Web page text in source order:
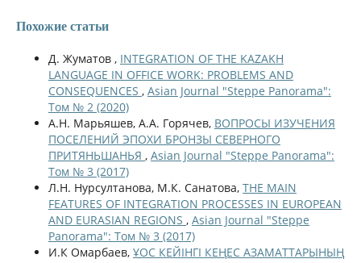
Похожие статьи
Д. Жуматов , INTEGRATION OF THE KAZAKH
LANGUAGE IN OFFICE WORK: PROBLEMS AND
CONSEQUENCES , Asian Journal "Steppe Panorama":
Том № 2 (2020)
А.Н. Марьяшев, А.А. Горячев, ВОПРОСЫ ИЗУЧЕНИЯ
ПОСЕЛЕНИЙ ЭПОХИ БРОНЗЫ СЕВЕРНОГО
ПРИТЯНЬШАНЬЯ , Asian Journal "Steppe Panorama":
Том № 3 (2017)
Л.Н. Нурсултанова, М.К. Санатова, THE MAIN
FEATURES OF INTEGRATION PROCESSES IN EUROPEAN
AND EURASIAN REGIONS , Asian Journal "Steppe
Panorama": Том № 3 (2017)
И.К Омарбаев, ҰОС КЕЙІНГІ КЕҢЕС АЗАМАТТАРЫНЫҢ